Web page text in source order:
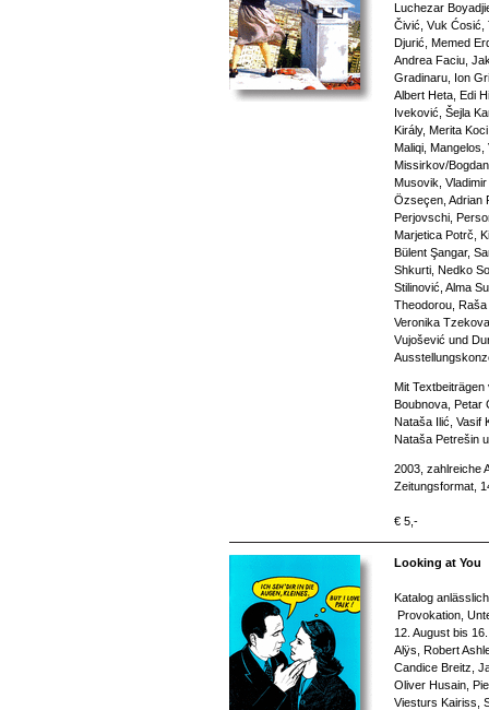
Luchezar
Čivić, Vuk Ćosić,
Djurić, Memed
Andrea Faciu,
Gradinaru, Ion
Albert Heta, Edi
Iveković, Šejla
Király, Merita
Maliqi,
Missirkov/
Musovik,
Özseçen, Adrian
Perjovschi,
Marjetica Potrč,
Bülent Şangar,
Shkurti, Nedko
Stilinović, Alma
Theodorou,
Veronika
Vujošević und
Mit
Boubnova, Petar
Nataša Ilić, Vasif
Nataša Petrešin
2003, zahlreiche
Zeitungsformat,
€ 5,-
Looking at You
Katalog
Provokation,
12. August bis
Alÿs, Robert
Candice Breitz,
Oliver Husain,
Viesturs Kairiss,